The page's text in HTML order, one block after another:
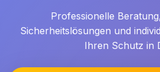
Professionelle
Sicherheitslösungen und
Ihren Schutz in